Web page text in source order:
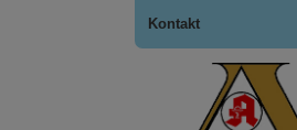
Kontakt